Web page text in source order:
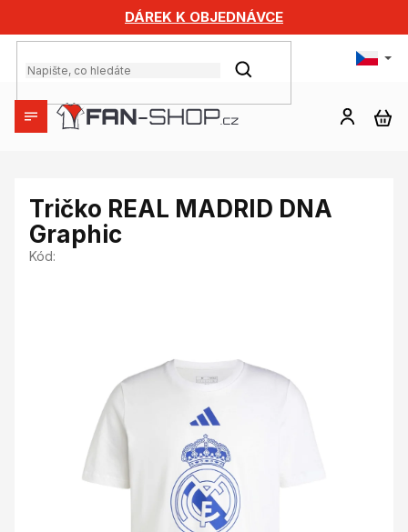
obsah
DÁREK K OBJEDNÁVCE
HLEDAT
Tričko REAL MADRID DNA
Graphic
Kód: